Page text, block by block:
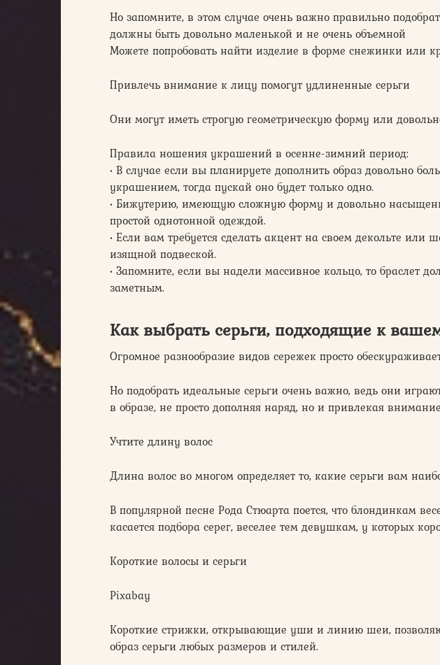
Но запомните, в этом случае очень важно правильно
должны быть довольно маленькой и не очень объемной
Можете попробовать найти изделие в форме снежинки или
Привлечь внимание к лицу помогут удлиненные серьги
Они могут иметь строгую геометрическую форму или
Правила ношения украшений в осенне-зимний период:
• В случае если вы планируете дополнить образ довольно
украшением, тогда пускай оно будет только одно.
• Бижутерию, имеющую сложную форму и довольно
простой однотонной одеждой.
• Если вам требуется сделать акцент на своем декольте или
изящной подвеской.
• Запомните, если вы надели массивное кольцо, то браслет
заметным.
Как выбрать серьги, подходящие к
Огромное разнообразие видов сережек просто
Но подобрать идеальные серьги очень важно, ведь они
в образе, не просто дополняя наряд, но и привлекая
Учтите длину волос
Длина волос во многом определяет то, какие серьги вам
В популярной песне Рода Стюарта поется, что блондинкам
касается подбора серег, веселее тем девушкам, у которых
Короткие волосы и серьги
Pixabay
Короткие стрижки, открывающие уши и линию шеи,
образ серьги любых размеров и стилей.